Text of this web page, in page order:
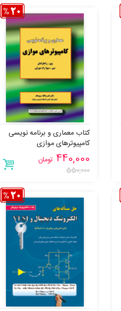
کتاب معماری و برنامه نویسی
کامپیوترهای موازی
440,000 تومان
550,000